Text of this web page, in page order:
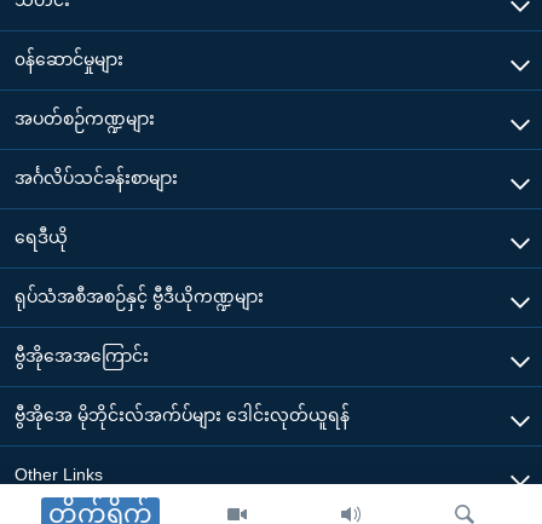
တိုက်ရိုက်
၀န်ဆောင်မှုများ
အပတ်စဉ်ကဏ္ဍများ
အင်္ဂလိပ်သင်ခန်းစာများ
ရေဒီယို
ရုပ်သံအစီအစဉ်နှင့် ဗွီဒီယိုကဏ္ဍများ
ဗွီအိုအေအကြောင်း
ဗွီအိုအေ မိုဘိုင်းလ်အက်ပ်များ ဒေါင်းလုတ်ယူရန်
Other Links